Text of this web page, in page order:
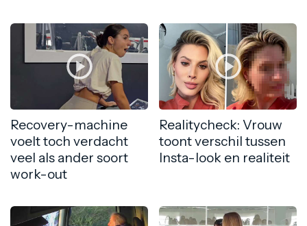
Recovery-machine
voelt toch verdacht
veel als ander soort
work-out
Realitycheck: Vrouw
toont verschil tussen
Insta-look en realiteit